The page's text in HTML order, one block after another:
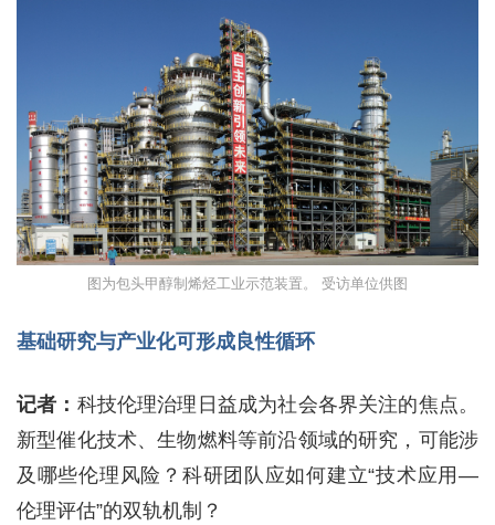
图为包头甲醇制烯烃工业示范装置。 受访单位供图
基础研究与产业化可形成良性循环
记者： 科技伦理治理日益成为社会各界关注的焦点。
新型催化技术、生物燃料等前沿领域的研究，可能涉
及哪些伦理风险？科研团队应如何建立“技术应用—
伦理评估”的双轨机制？